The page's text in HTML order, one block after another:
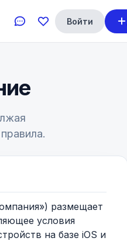
Войти
размещает
условия
на базе iOS и